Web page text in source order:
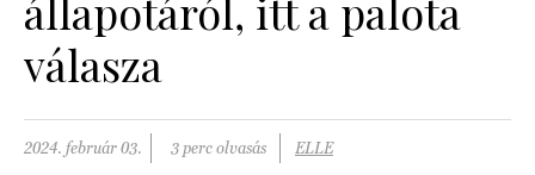
PSZICHÉ
PÁRKAPCSOLAT
állapotáról, itt a palota
válasza
2024. február 03. 3 perc olvasás ELLE